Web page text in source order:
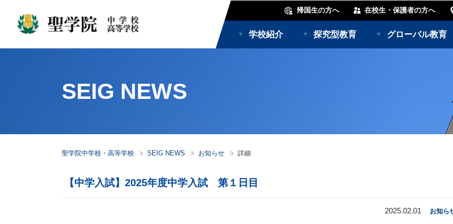
帰国生の方へ 在校生・保護者の方へ
学校紹介 探究型教育 グローバル教育
SEIG NEWS
聖学院中学校・高等学校 SEIG NEWS お知らせ 詳細
【中学入試】2025年度中学入試 第１日目
2025.02.01 お知ら